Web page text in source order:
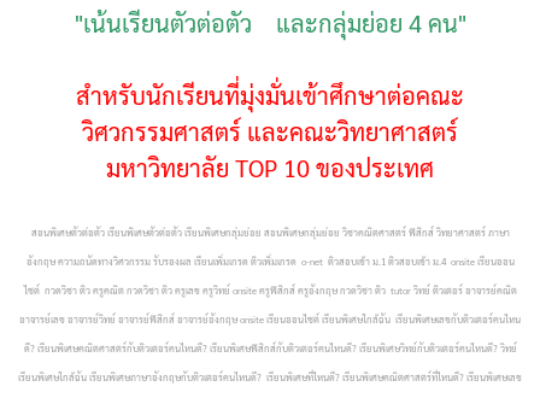
"เน้นเรียนตัวต่อตัว และกลุ่มย่อย 4 คน"
สำหรับนักเรียนที่มุ่งมั่นเข้าศึกษาต่อคณะ
วิศวกรรมศาสตร์ และคณะวิทยาศาสตร์
มหาวิทยาลัย TOP 10 ของประเทศ
สอนพิเศษตัวต่อตัว เรียนพิเศษตัวต่อตัว เรียนพิเศษกลุ่มย่อย สอนพิเศษกลุ่มย่อย วิชาคณิตศาสตร์ ฟิสิกส์ วิทยาศาสตร์ ภาษา
อังกฤษ ความถนัดทางวิศวกรรม รับรองผล เรียนเพิ่มเกรด ติวเพิ่มเกรด o-net ติวสอบเข้า ม.1 ติวสอบเข้า ม.4 onsite เรียนออน
ไซต์ กวดวิชา ติว ครูคณิต กวดวิชา ติว ครูเลข ครูวิทย์ onsite ครูฟิสิกส์ ครูอังกฤษ กวดวิชา ติว tutor วิทย์ ติวเตอร์ อาจารย์คณิต
อาจารย์เลข อาจารย์วิทย์ อาจารย์ฟิสิกส์ อาจารย์อังกฤษ onsite เรียนออนไซต์ เรียนพิเศษใกล้ฉัน เรียนพิเศษเลขกับติวเตอร์คนไหน
ดี? เรียนพิเศษคณิตศาสตร์กับติวเตอร์คนไหนดี? เรียนพิเศษฟิสิกส์กับติวเตอร์คนไหนดี? เรียนพิเศษวิทย์กับติวเตอร์คนไหนดี? วิทย์
เรียนพิเศษใกล้ฉัน เรียนพิเศษภาษาอังกฤษกับติวเตอร์คนไหนดี? เรียนพิเศษที่ไหนดี? เรียนพิเศษคณิตศาสตร์ที่ไหนดี? เรียนพิเศษเลข